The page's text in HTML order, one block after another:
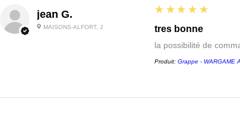
jean G.
MAISONS-ALFORT, J
5
★★★★★
tres bonne
la possibilité de
Produit: Grappe - WARGAME